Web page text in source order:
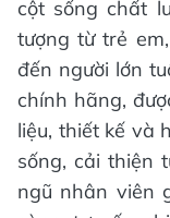
cột sống chất
tượng từ trẻ
đến người lớn
chính hãng,
liệu, thiết kế và
sống, cải thiện
ngũ nhân viên